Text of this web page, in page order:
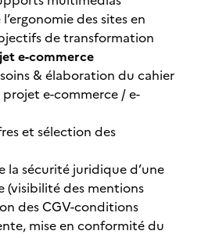
des sites en
de transformation
e-commerce
& élaboration du cahier
e-commerce / e-
et sélection des
la sécurité juridique d’une
(visibilité des mentions
des CGV-conditions
mise en conformité du